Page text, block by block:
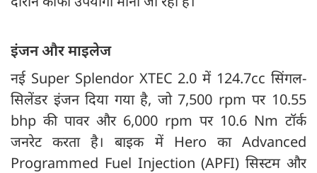
इंजन और माइलेज
नई Super Splendor XTEC 2.0 में 124.7cc सिंगल-
सिलेंडर इंजन दिया गया है, जो 7,500 rpm पर 10.55
bhp की पावर और 6,000 rpm पर 10.6 Nm टॉर्क
जनरेट करता है। बाइक में Hero का Advanced
Programmed Fuel Injection (APFI) सिस्टम और